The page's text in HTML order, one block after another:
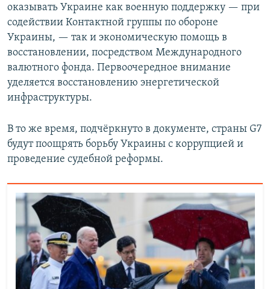
оказывать Украине как военную поддержку — при
содействии Контактной группы по обороне
Украины, — так и экономическую помощь в
восстановлении, посредством Международного
валютного фонда. Первоочередное внимание
уделяется восстановлению энергетической
инфраструктуры.
В то же время, подчёркнуто в документе, страны G7
будут поощрять борьбу Украины с коррупцией и
проведение судебной реформы.